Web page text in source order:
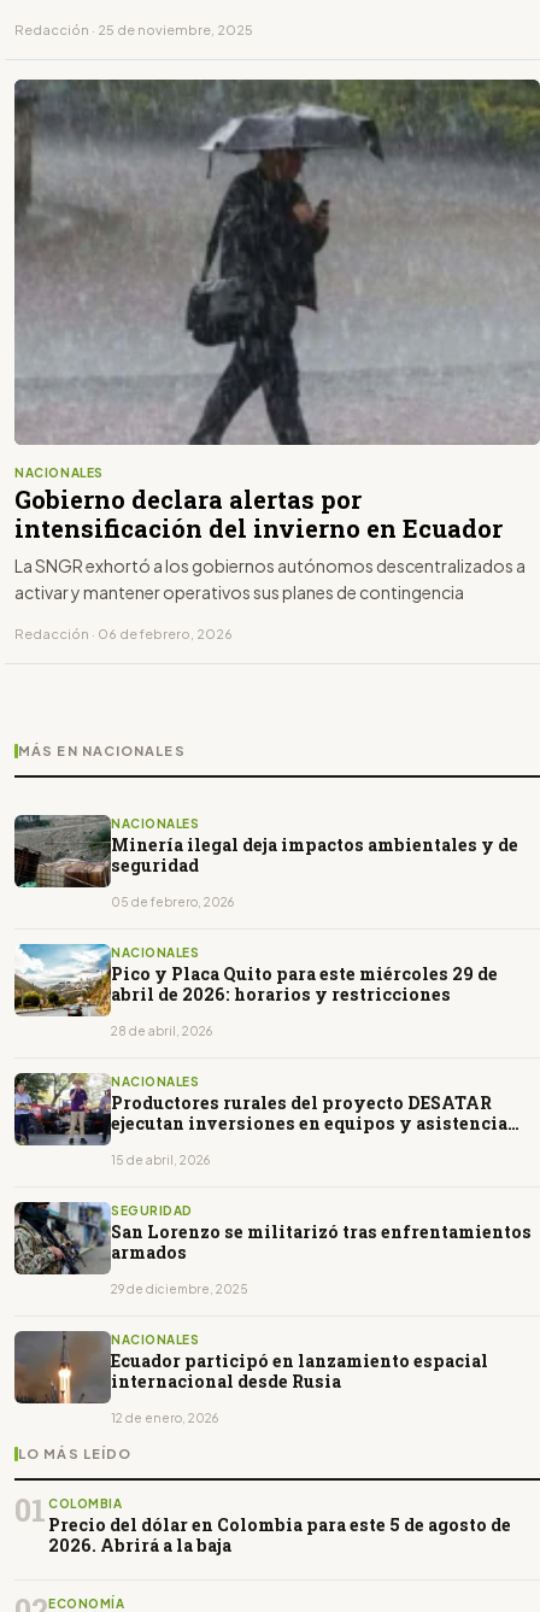
Redacción · 25 de noviembre, 2025
NACIONALES
Gobierno declara alertas por
intensificación del invierno en Ecuador
La SNGR exhortó a los gobiernos autónomos descentralizados a
activar y mantener operativos sus planes de contingencia
Redacción · 06 de febrero, 2026
MÁS EN NACIONALES
NACIONALES
Minería ilegal deja impactos ambientales y de
seguridad
05 de febrero, 2026
NACIONALES
Pico y Placa Quito para este miércoles 29 de
abril de 2026: horarios y restricciones
28 de abril, 2026
NACIONALES
Productores rurales del proyecto DESATAR
ejecutan inversiones en equipos y asistencia
15 de abril, 2026
SEGURIDAD
San Lorenzo se militarizó tras enfrentamientos
armados
29 de diciembre, 2025
NACIONALES
Ecuador participó en lanzamiento espacial
internacional desde Rusia
12 de enero, 2026
LO MÁS LEÍDO
01 COLOMBIA
Precio del dólar en Colombia para este 5 de agosto de
2026. Abrirá a la baja
ECONOMÍA